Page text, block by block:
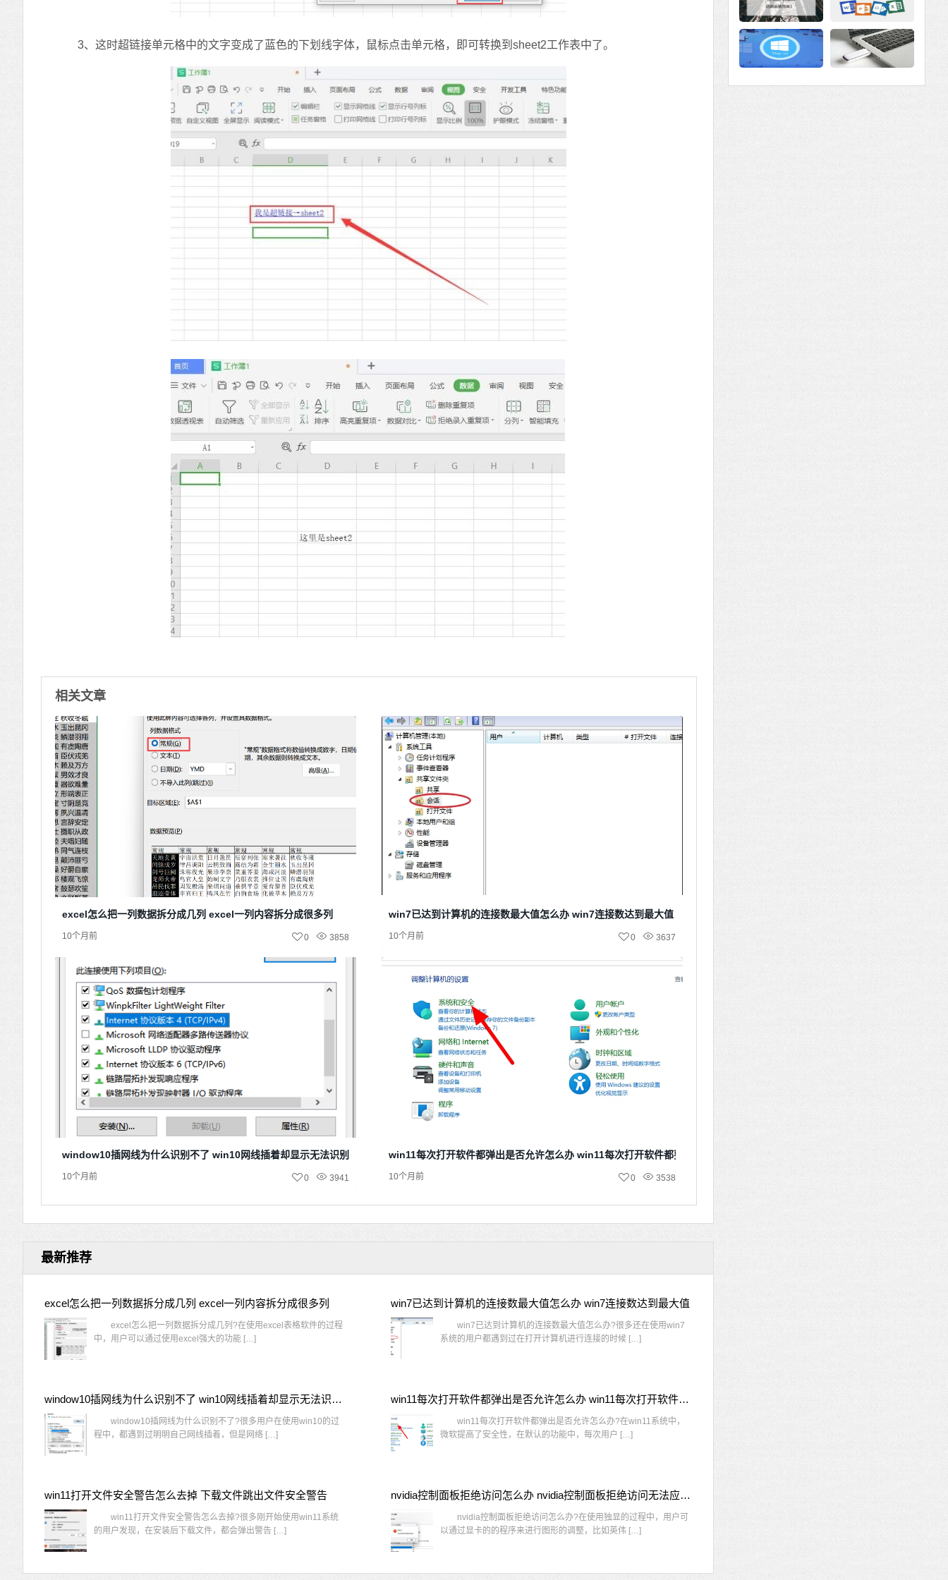
3、这时超链接单元格中的文字变成了蓝色的下划线字体，鼠标点击单元格，即可转换到sheet2工作表中了。
相关文章
excel怎么把一列数据拆分成几列 excel一列内容拆分成很多列
10个月前 3858
0
win7已达到计算机的连接数最大值怎么办 win7连接数达到最大值
10个月前 3637
0
window10插网线为什么识别不了 win10网线插着却显示无法识别网络
10个月前 3941
0
win11每次打开软件都弹出是否允许怎么办 win11每次打开软件都要确认
10个月前 3538
0
最新推荐
excel怎么把一列数据拆分成几列 excel一列内容拆分成很多列
excel怎么把一列数据拆分成几列?在使用excel表格软件的过程
中，用户可以通过使用excel强大的功能 […]
win7已达到计算机的连接数最大值怎么办 win7连接数达到最大值
win7已达到计算机的连接数最大值怎么办?很多还在使用win7
系统的用户都遇到过在打开计算机进行连接的时候 […]
window10插网线为什么识别不了 win10网线插着却显示无法识别网络
window10插网线为什么识别不了?很多用户在使用win10的过
程中，都遇到过明明自己网线插着，但是网络 […]
win11每次打开软件都弹出是否允许怎么办 win11每次打开软件都要确认
win11每次打开软件都弹出是否允许怎么办?在win11系统中，
微软提高了安全性，在默认的功能中，每次用户 […]
win11打开文件安全警告怎么去掉 下载文件跳出文件安全警告
win11打开文件安全警告怎么去掉?很多刚开始使用win11系统
的用户发现，在安装后下载文件，都会弹出警告 […]
nvidia控制面板拒绝访问怎么办 nvidia控制面板拒绝访问无法应用选定的设置win10
nvidia控制面板拒绝访问怎么办?在使用独显的过程中，用户可
以通过显卡的的程序来进行图形的调整，比如英伟 […]